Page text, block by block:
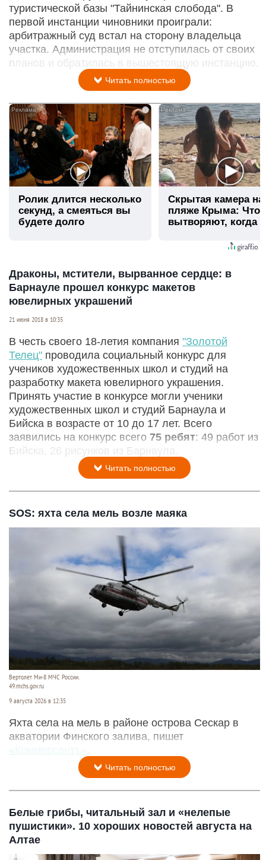
туристической базы "Тайнинская слобода". В
первой инстанции чиновники проиграли:
арбитражный суд встал на сторону владельца
участка. Администрация не отступилась от своих
планов и обратилась в вышестоящую инстанцию.
Читать полностью
i
Ролик длится несколько
секунд, а смеяться вы
будете долго
Скрытая камера на
пляже Крыма: Что
вытворяют, когда
Драконы, мстители, вырванное сердце: в
Барнауле прошел конкурс макетов
ювелирных украшений
21 июня 2018 в 10:35
В честь своего 18-летия компания "Золотой
Телец" проводила социальный конкурс для
учеников художественных школ и студий на
разработку макета ювелирного украшения.
Принять участие в конкурсе могли ученики
художественных школ и студий Барнаула и
Бийска в возрасте от 10 до 17 лет. Всего
заявились на конкурс всего 75 ребят: 49 работ из
Бийска, 26 рисунков из Барнаула.
Читать полностью
SOS: яхта села мель возле маяка
Вертолет Ми-8 МЧС России.
49.mchs.gov.ru
9 августа 2026 в 12:35
Яхта села на мель в районе острова Сескар в
акватории Финского залива, пишет
«Коммерсантъ»
Читать полностью
Белые грибы, читальный зал и «нелепые
пушистики». 10 хороших новостей августа на
Алтае